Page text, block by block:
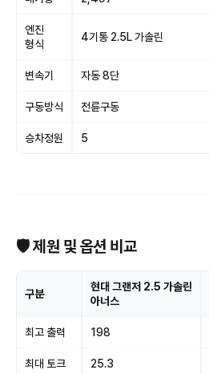
엔진
형식
4기통 2.5L 가솔린
변속기 자동 8단
구동방식 전륜구동
승차정원 5
🛡 제원 및 옵션 비교
구분
현대 그랜저 2.5 가솔린
아너스
최고 출력 198
최대 토크 25.3